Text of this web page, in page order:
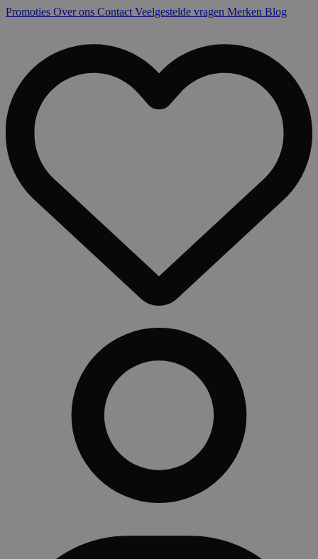
Promoties Over ons Contact Veelgestelde vragen Merken Blog